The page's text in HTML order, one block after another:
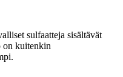
sulfaatteja sisältävät
on kuitenkin